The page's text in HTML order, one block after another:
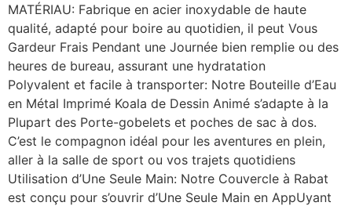
MATÉRIAU: Fabrique en acier inoxydable de haute
qualité, adapté pour boire au quotidien, il peut Vous
Gardeur Frais Pendant une Journée bien remplie ou des
heures de bureau, assurant une hydratation
Polyvalent et facile à transporter: Notre Bouteille d’Eau
en Métal Imprimé Koala de Dessin Animé s’adapte à la
Plupart des Porte-gobelets et poches de sac à dos.
C’est le compagnon idéal pour les aventures en plein,
aller à la salle de sport ou vos trajets quotidiens
Utilisation d’Une Seule Main: Notre Couvercle à Rabat
est conçu pour s’ouvrir d’Une Seule Main en AppUyant